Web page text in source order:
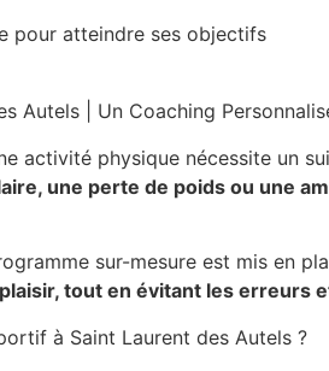
pour atteindre ses objectifs
Autels | Un Coaching
activité physique nécessite un
une perte de poids ou une
sur-mesure est mis en
tout en évitant les erreurs
à Saint Laurent des Autels ?